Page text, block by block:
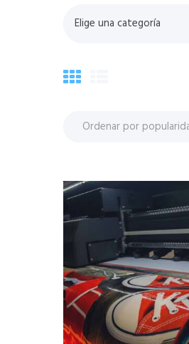
Contacto
Elige una categoría